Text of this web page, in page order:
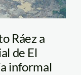
Ráez a
de El
informal